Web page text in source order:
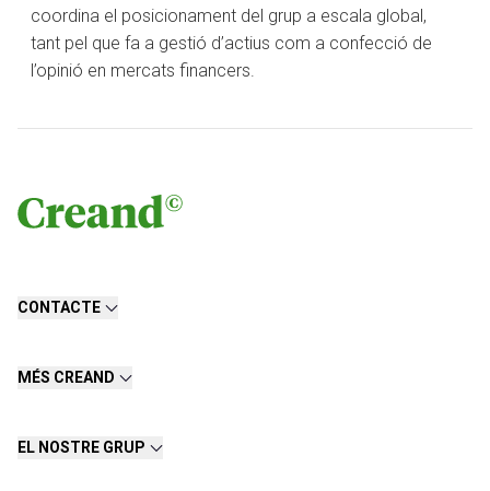
coordina el posicionament del grup a escala global,
tant pel que fa a gestió d’actius com a confecció de
l’opinió en mercats financers.
CONTACTE
MÉS CREAND
EL NOSTRE GRUP